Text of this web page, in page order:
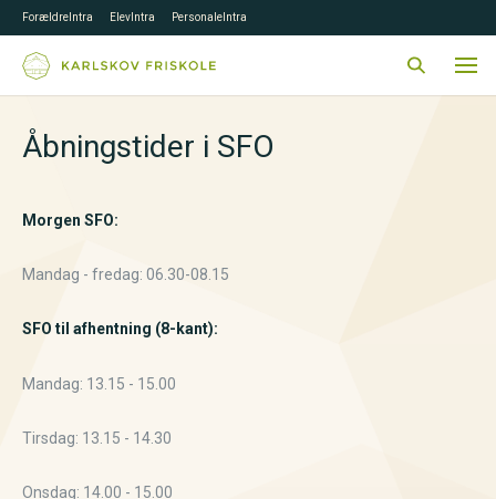
ForældreIntra ElevIntra PersonaleIntra
Åbningstider i SFO
Morgen SFO:
Mandag - fredag: 06.30-08.15
SFO til afhentning (8-kant):
Mandag: 13.15 - 15.00
Tirsdag: 13.15 - 14.30
Onsdag: 14.00 - 15.00